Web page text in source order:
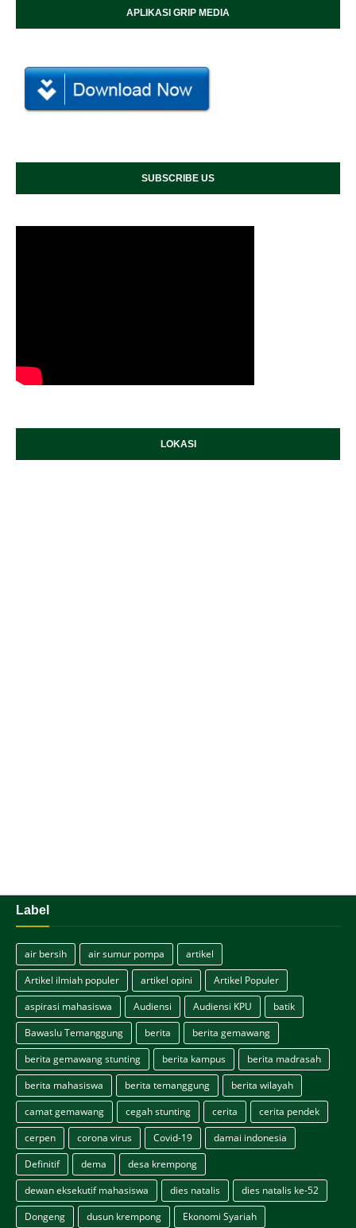
APLIKASI GRIP MEDIA
SUBSCRIBE US
LOKASI
Label
air bersih air sumur pompa
artikel
Artikel ilmiah populer
artikel opini
Artikel Populer
aspirasi mahasiswa
Audiensi Audiensi KPU
batik
Bawaslu Temanggung
berita
berita gemawang
berita gemawang stunting
berita kampus
berita madrasah
berita mahasiswa
berita temanggung
berita wilayah
camat gemawang
cegah stunting cerita
cerita pendek
cerpen
corona virus Covid-19
damai indonesia
Definitif
dema
desa krempong
dewan eksekutif mahasiswa
dies natalis
dies natalis ke-52
Dongeng
dusun krempong
Ekonomi Syariah